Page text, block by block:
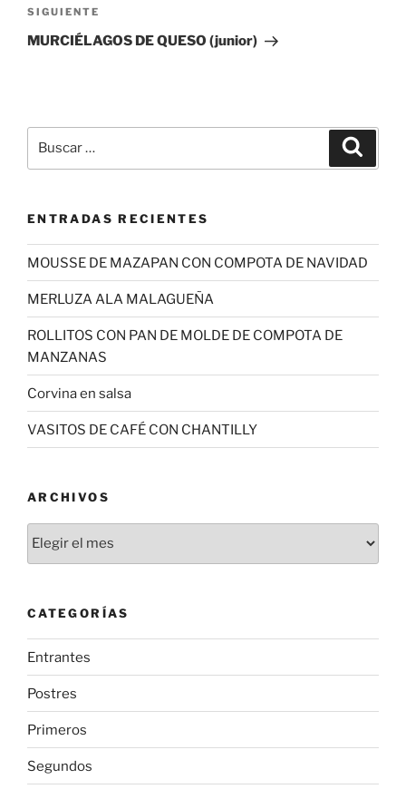
Siguiente
entrada
SIGUIENTE
MURCIÉLAGOS DE QUESO (junior)
por:
ENTRADAS RECIENTES
MOUSSE DE MAZAPAN CON COMPOTA DE NAVIDAD
MERLUZA ALA MALAGUEÑA
ROLLITOS CON PAN DE MOLDE DE COMPOTA DE
MANZANAS
Corvina en salsa
VASITOS DE CAFÉ CON CHANTILLY
ARCHIVOS
CATEGORÍAS
Entrantes
Postres
Primeros
Segundos